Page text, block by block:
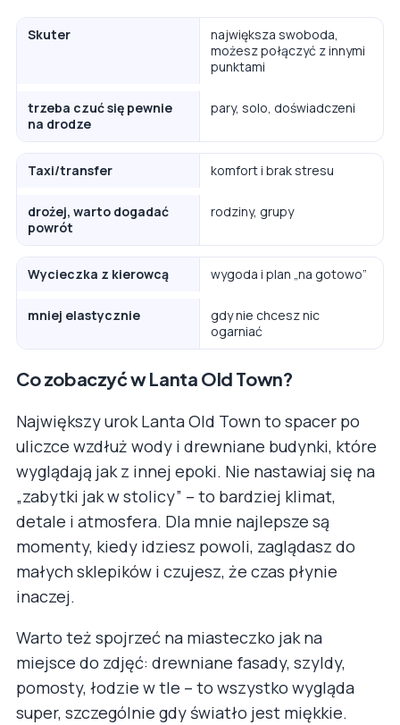
Skuter
największa swoboda,
możesz połączyć z innymi
punktami
trzeba czuć się pewnie
na drodze
pary, solo, doświadczeni
Taxi/transfer komfort i brak stresu
drożej, warto dogadać
powrót
rodziny, grupy
Wycieczka z kierowcą wygoda i plan „na gotowo”
mniej elastycznie
gdy nie chcesz nic
ogarniać
Co zobaczyć w Lanta Old Town?
Największy urok Lanta Old Town to spacer po
uliczce wzdłuż wody i drewniane budynki, które
wyglądają jak z innej epoki. Nie nastawiaj się na
„zabytki jak w stolicy” – to bardziej klimat,
detale i atmosfera. Dla mnie najlepsze są
momenty, kiedy idziesz powoli, zaglądasz do
małych sklepików i czujesz, że czas płynie
inaczej.
Warto też spojrzeć na miasteczko jak na
miejsce do zdjęć: drewniane fasady, szyldy,
pomosty, łodzie w tle – to wszystko wygląda
super, szczególnie gdy światło jest miękkie.